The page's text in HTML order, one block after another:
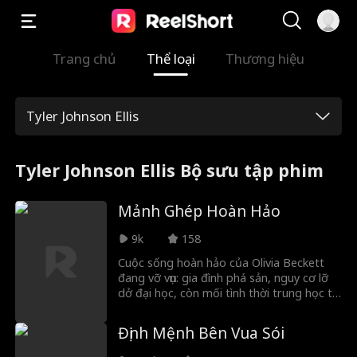
Trang chủ Thể loại Thương hiệu
Tyler Johnson Ellis
Tyler Johnson Ellis Bộ sưu tập phim
Mảnh Ghép Hoàn Hảo
9k
158
Cuộc sống hoàn hảo của Olivia Beckett
đang vỡ vụn: gia đình phá sản, nguy cơ lỡ
dở đại học, còn mối tình thời trung học thì
McDaniels xuất hiện, một võ sĩ đang lên
làm việc ca đêm tại quán bar để trốn
tránh quá khứ. Khi anh cứu Olivia khỏi gã
Định Mệnh Bên Vua Sói